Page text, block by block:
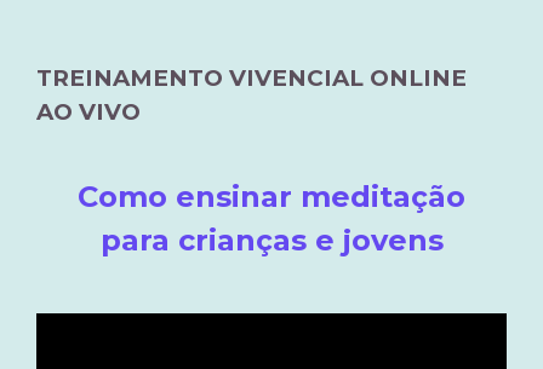
TREINAMENTO VIVENCIAL ONLINE
AO VIVO
Como ensinar meditação
para crianças e jovens